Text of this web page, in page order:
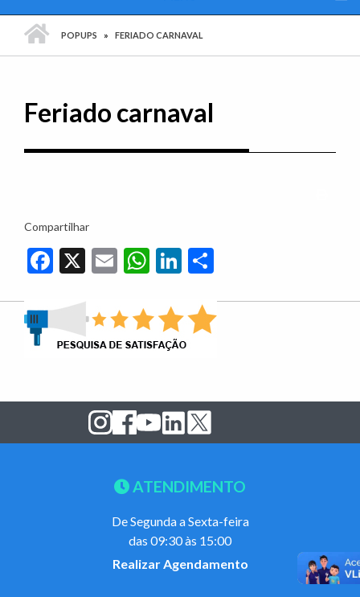
POPUPS FERIADO CARNAVAL
Feriado carnaval
Compartilhar
Facebook
X EmailWhatsApp
LinkedIn
ATENDIMENTO
De Segunda a Sexta-feira
das 09:30 às 15:00
Realizar Agendamento